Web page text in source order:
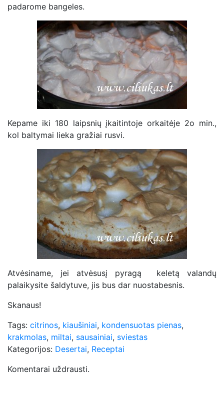
padarome bangeles.
Kepame iki 180 laipsnių įkaitintoje orkaitėje 2o min.,
kol baltymai lieka gražiai rusvi.
Atvėsiname, jei atvėsusį pyragą keletą valandų
palaikysite šaldytuve, jis bus dar nuostabesnis.
Skanaus!
Tags: citrinos, kiaušiniai, kondensuotas pienas,
krakmolas, miltai, sausainiai, sviestas
Kategorijos: Desertai, Receptai
Komentarai uždrausti.